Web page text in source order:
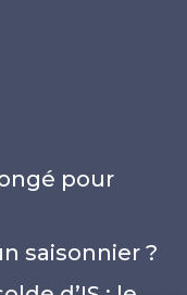
pour
saisonnier ?